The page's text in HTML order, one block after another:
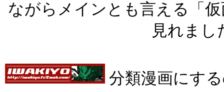
ながらメインとも言える「
見れまし
分類漫画にす